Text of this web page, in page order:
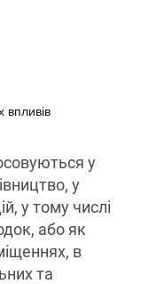
впливів
у
у
у тому числі
або як
в
та